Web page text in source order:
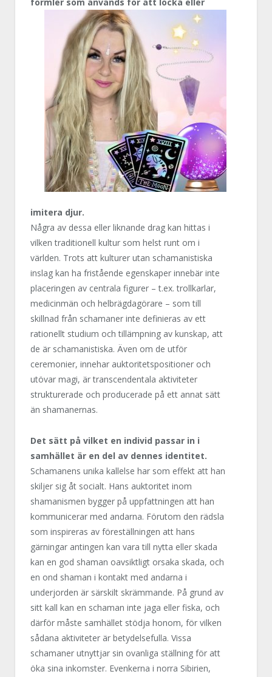
formler som används för att locka eller
imitera djur.
Några av dessa eller liknande drag kan hittas i
vilken traditionell kultur som helst runt om i
världen. Trots att kulturer utan schamanistiska
inslag kan ha fristående egenskaper innebär inte
placeringen av centrala figurer – t.ex. trollkarlar,
medicinmän och helbrägdagörare – som till
skillnad från schamaner inte definieras av ett
rationellt studium och tillämpning av kunskap, att
de är schamanistiska. Även om de utför
ceremonier, innehar auktoritetspositioner och
utövar magi, är transcendentala aktiviteter
strukturerade och producerade på ett annat sätt
än shamanernas.
Det sätt på vilket en individ passar in i
samhället är en del av dennes identitet.
Schamanens unika kallelse har som effekt att han
skiljer sig åt socialt. Hans auktoritet inom
shamanismen bygger på uppfattningen att han
kommunicerar med andarna. Förutom den rädsla
som inspireras av föreställningen att hans
gärningar antingen kan vara till nytta eller skada
kan en god shaman oavsiktligt orsaka skada, och
en ond shaman i kontakt med andarna i
underjorden är särskilt skrämmande. På grund av
sitt kall kan en schaman inte jaga eller fiska, och
därför måste samhället stödja honom, för vilken
sådana aktiviteter är betydelsefulla. Vissa
schamaner utnyttjar sin ovanliga ställning för att
öka sina inkomster. Evenkerna i norra Sibirien,